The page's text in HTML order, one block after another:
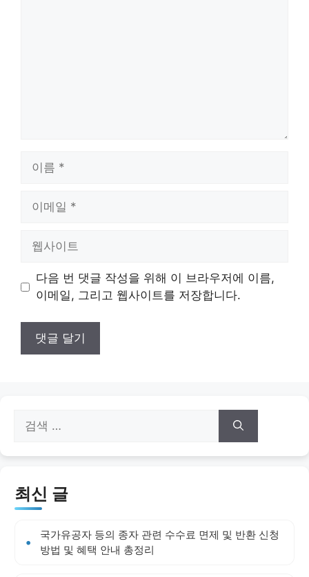
트
다음 번 댓글 작성을 위해 이 브라우저에 이름,
이메일, 그리고 웹사이트를 저장합니다.
색:
최신 글
국가유공자 등의 종자 관련 수수료 면제 및 반환 신청
방법 및 혜택 안내 총정리